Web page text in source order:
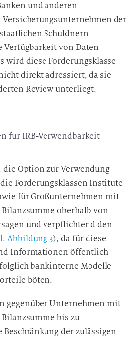
und anderen
der
Schuldnern
Verfügbarkeit von Daten
wird diese Forderungsklasse
direkt adressiert, da sie
Review unterliegt.
für IRB-Verwendbarkeit
die Option zur Verwendung
Forderungsklassen Institute
für Großunternehmen mit
oberhalb von
und verpflichtend den
Abbildung 3), da für diese
Informationen öffentlich
bankinterne Modelle
böten.
gegenüber Unternehmen mit
bis zu
Beschränkung der zulässigen